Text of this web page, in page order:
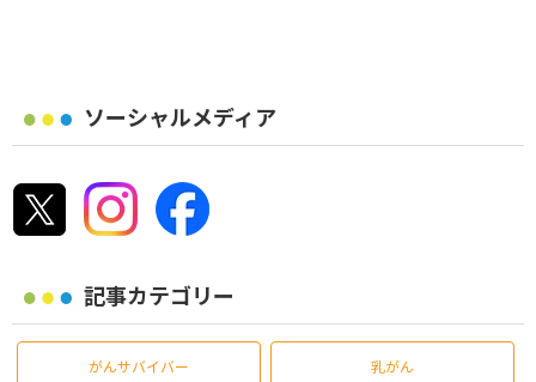
ソーシャルメディア
記事カテゴリー
がんサバイバー 乳がん